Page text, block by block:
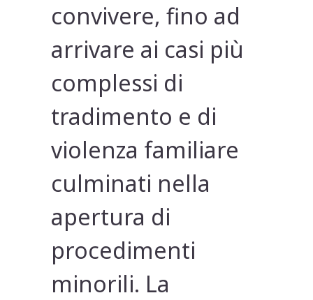
convivere, fino ad
arrivare ai casi più
complessi di
tradimento e di
violenza familiare
culminati nella
apertura di
procedimenti
minorili. La